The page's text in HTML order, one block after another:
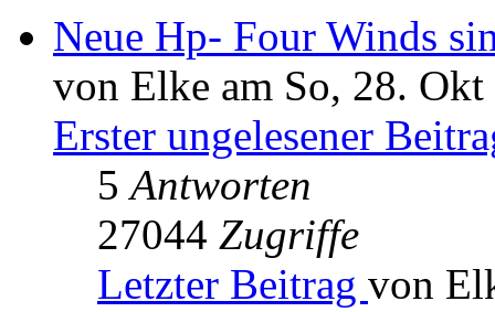
Neue Hp- Four Winds
von Elke am So, 28.
Erster ungelesener
5Antworten
27044 Zugriffe
Letzter Beitrag von